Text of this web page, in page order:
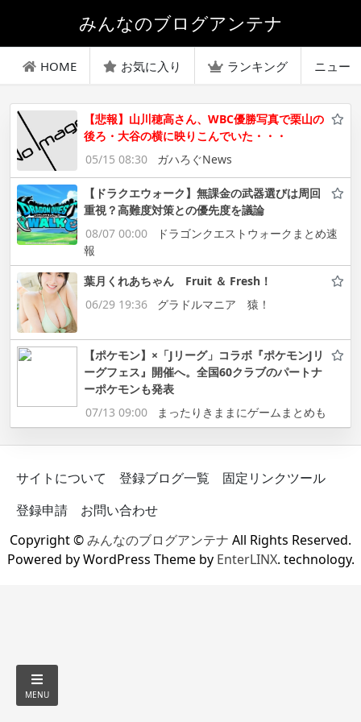
みんなのブログアンテナ
HOME お気に入り ランキング ニュー
【悲報】山川穂高さん、WBC優勝写真で栗山の
後ろ・大谷の横に映りこんでいた・・・
05/15 08:30
ガハろぐNews
【ドラクエウォーク】無課金の武器選びは周回
重視？高難度対策との優先度を議論
08/07 00:00
ドラゴンクエストウォークまとめ速
報
葉月くれあちゃん Fruit ＆ Fresh！
06/29 19:36
グラドルマニア 猿！
【ポケモン】×「Jリーグ」コラボ『ポケモンJリ
ーグフェス』開催へ。全国60クラブのパートナ
ーポケモンも発表
07/13 09:00
まったりきままにゲームまとめも
サイトについて 登録ブログ一覧
固定リンクツール
登録申請
お問い合わせ
Copyright ©みんなのブログアンテナ All Rights Reserved.
Powered by WordPress Theme by EnterLINX. technology.
MENU